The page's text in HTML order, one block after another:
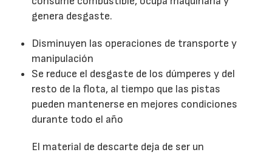
genera desgaste.
Disminuyen las operaciones de transporte y
manipulación
Se reduce el desgaste de los dúmperes y del
resto de la flota, al tiempo que las pistas
pueden mantenerse en mejores condiciones
durante todo el año
El material de descarte deja de ser un